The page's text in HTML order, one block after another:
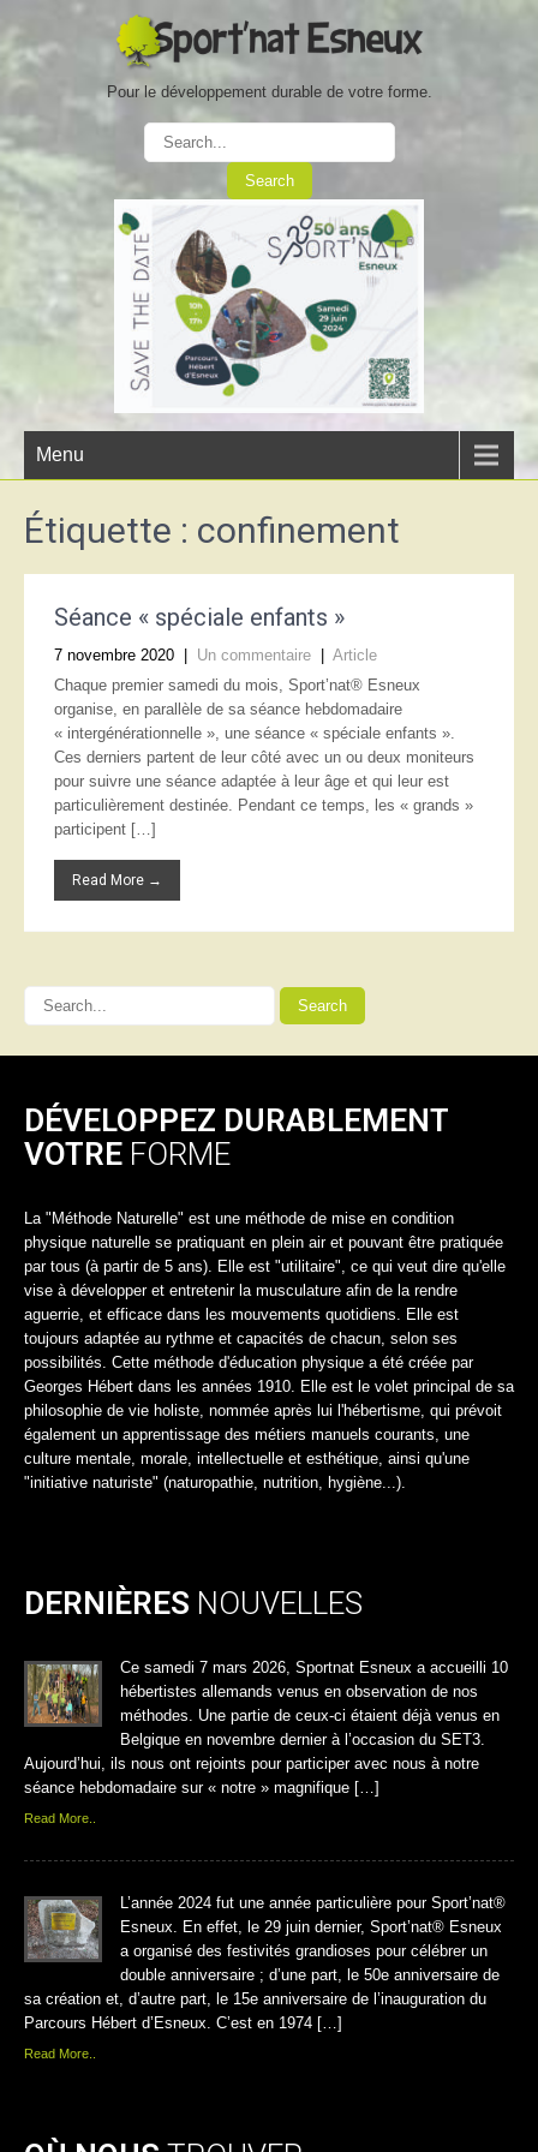
Pour le développement durable de votre forme.
Menu
Étiquette : confinement
Séance « spéciale enfants »
7 novembre 2020 Un commentaire
Article
Chaque premier samedi du mois, Sport’nat® Esneux
organise, en parallèle de sa séance hebdomadaire
« intergénérationnelle », une séance « spéciale enfants ».
Ces derniers partent de leur côté avec un ou deux moniteurs
pour suivre une séance adaptée à leur âge et qui leur est
particulièrement destinée. Pendant ce temps, les « grands »
participent […]
Read More →
DÉVELOPPEZ DURABLEMENT
VOTRE FORME
La "Méthode Naturelle" est une méthode de mise en condition
physique naturelle se pratiquant en plein air et pouvant être pratiquée
par tous (à partir de 5 ans). Elle est "utilitaire", ce qui veut dire qu'elle
vise à développer et entretenir la musculature afin de la rendre
aguerrie, et efficace dans les mouvements quotidiens. Elle est
toujours adaptée au rythme et capacités de chacun, selon ses
possibilités. Cette méthode d'éducation physique a été créée par
Georges Hébert dans les années 1910. Elle est le volet principal de sa
philosophie de vie holiste, nommée après lui l'hébertisme, qui prévoit
également un apprentissage des métiers manuels courants, une
culture mentale, morale, intellectuelle et esthétique, ainsi qu'une
"initiative naturiste" (naturopathie, nutrition, hygiène...).
DERNIÈRES NOUVELLES
Ce samedi 7 mars 2026, Sportnat Esneux a accueilli 10
hébertistes allemands venus en observation de nos
méthodes. Une partie de ceux-ci étaient déjà venus en
Belgique en novembre dernier à l’occasion du SET3.
Aujourd’hui, ils nous ont rejoints pour participer avec nous à notre
séance hebdomadaire sur « notre » magnifique […]
Read More..
L’année 2024 fut une année particulière pour Sport’nat®
Esneux. En effet, le 29 juin dernier, Sport’nat® Esneux
a organisé des festivités grandioses pour célébrer un
double anniversaire ; d’une part, le 50e anniversaire de
sa création et, d’autre part, le 15e anniversaire de l’inauguration du
Parcours Hébert d’Esneux. C’est en 1974 […]
Read More..